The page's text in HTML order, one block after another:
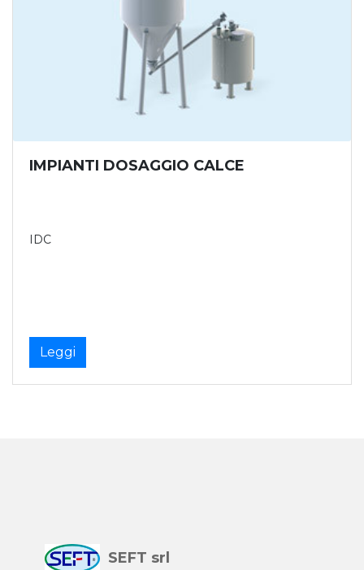
IMPIANTI DOSAGGIO CALCE
IDC
Leggi
SEFT srl